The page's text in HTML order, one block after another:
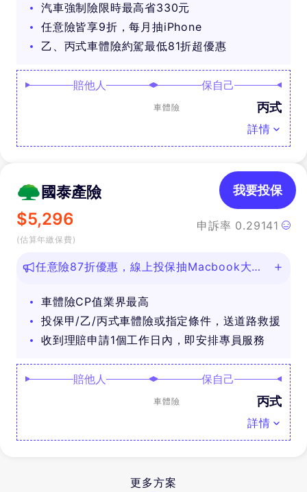
汽車強制險限時最高省330元
任意險皆享9折，每月抽iPhone
乙、丙式車體險約駕最低81折超優惠
賠他人 保自己
車體險 丙式
詳情
國泰產險
$5,296
(估算年繳保費)
申訴率 0.29141
我要投保
任意險87折優惠，線上投保抽Macbook大
車體險CP值業界最高
投保甲/乙/丙式車體險或指定條件，送道路救援
收到理賠申請1個工作日內，即安排專員服務
賠他人 保自己
車體險 丙式
詳情
更多方案